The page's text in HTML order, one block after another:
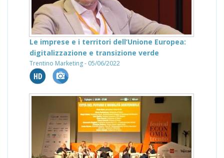
Le imprese e i territori dell’Unione Europea:
digitalizzazione e transizione verde
Trentino Marketing - 05/06/2022